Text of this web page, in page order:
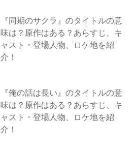
『同期のサクラ』のタイトルの意
味は？原作はある？あらすじ、キ
ャスト・登場人物、ロケ地を紹
介！
『俺の話は長い』のタイトルの意
味は？原作はある？あらすじ、キ
ャスト・登場人物、ロケ地を紹
介！